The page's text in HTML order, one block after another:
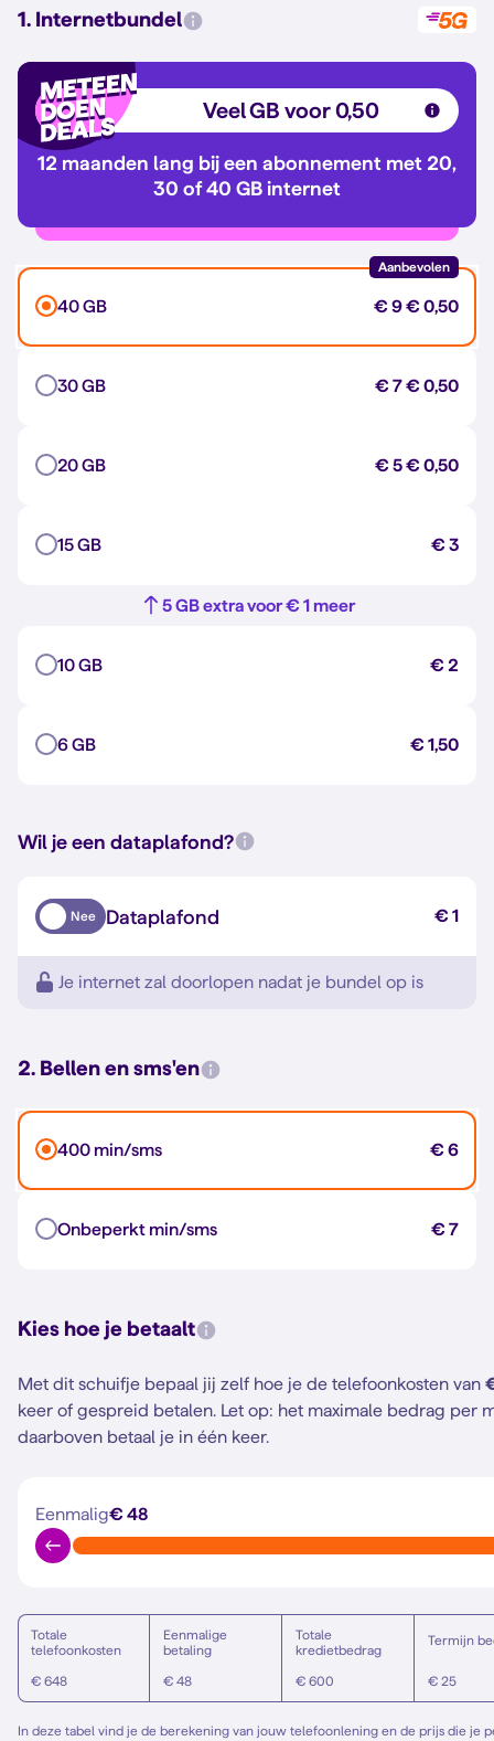
1. Internetbundel
Veel GB voor 0,50
12 maanden lang bij een abonnement met 20,
30 of 40 GB internet
Aanbevolen
40 GB € 9€ 0,50
30 GB € 7€ 0,50
20 GB € 5€ 0,50
15 GB € 3
5 GB extra voor € 1 meer
10 GB € 2
6 GB € 1,50
Wil je een dataplafond?
Nee Dataplafond € 1
Je internet zal doorlopen nadat je bundel op is
2. Bellen en sms'en
400 min/sms € 6
Onbeperkt min/sms € 7
Kies hoe je betaalt
Met dit schuifje bepaal jij zelf hoe je de telefoonkosten van
keer of gespreid betalen. Let op: het maximale bedrag per
daarboven betaal je in één keer.
Eenmalig€ 48
Totale
telefoonkosten
€ 648
Eenmalige
betaling
€ 48
Totale
kredietbedrag
€ 600
Termijn
€ 25
In deze tabel vind je de berekening van jouw telefoonlening en de prijs die je